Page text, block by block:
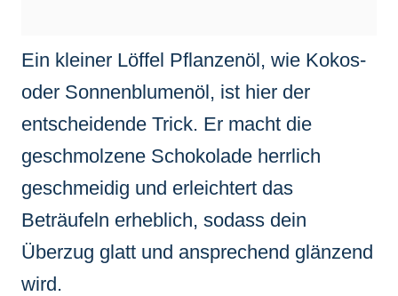
Ein kleiner Löffel Pflanzenöl, wie Kokos-
oder Sonnenblumenöl, ist hier der
entscheidende Trick. Er macht die
geschmolzene Schokolade herrlich
geschmeidig und erleichtert das
Beträufeln erheblich, sodass dein
Überzug glatt und ansprechend glänzend
wird.